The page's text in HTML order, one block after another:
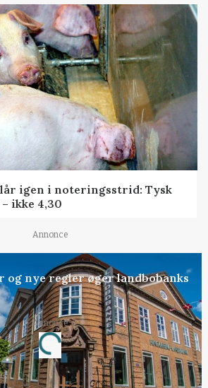
igen i noteringsstrid: Tysk
ikke 4,30
Annonce
og nye regler øger landbobanks
Annonce
Loading...